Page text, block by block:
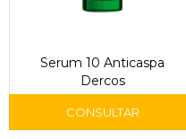
Serum 10 Anticaspa
Dercos